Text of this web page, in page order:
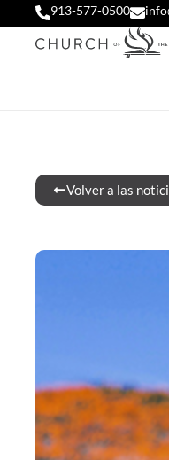
913-577-0500
Volver a las